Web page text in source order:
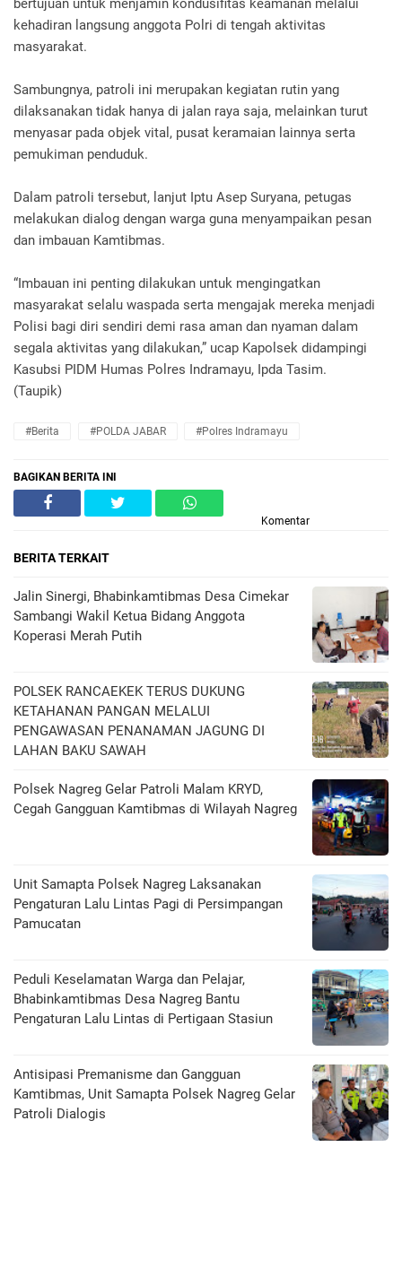
kehadiran langsung anggota Polri di tengah aktivitas
masyarakat.
Sambungnya, patroli ini merupakan kegiatan rutin yang
dilaksanakan tidak hanya di jalan raya saja, melainkan turut
menyasar pada objek vital, pusat keramaian lainnya serta
pemukiman penduduk.
Dalam patroli tersebut, lanjut Iptu Asep Suryana, petugas
melakukan dialog dengan warga guna menyampaikan pesan
dan imbauan Kamtibmas.
“Imbauan ini penting dilakukan untuk mengingatkan
masyarakat selalu waspada serta mengajak mereka menjadi
Polisi bagi diri sendiri demi rasa aman dan nyaman dalam
segala aktivitas yang dilakukan,” ucap Kapolsek didampingi
Kasubsi PIDM Humas Polres Indramayu, Ipda Tasim.
(Taupik)
#Berita #POLDA JABAR #Polres Indramayu
BAGIKAN BERITA INI
Komentar
BERITA TERKAIT
Jalin Sinergi, Bhabinkamtibmas Desa Cimekar
Sambangi Wakil Ketua Bidang Anggota
Koperasi Merah Putih
POLSEK RANCAEKEK TERUS DUKUNG
KETAHANAN PANGAN MELALUI
PENGAWASAN PENANAMAN JAGUNG DI
LAHAN BAKU SAWAH
Polsek Nagreg Gelar Patroli Malam KRYD,
Cegah Gangguan Kamtibmas di Wilayah Nagreg
Unit Samapta Polsek Nagreg Laksanakan
Pengaturan Lalu Lintas Pagi di Persimpangan
Pamucatan
Peduli Keselamatan Warga dan Pelajar,
Bhabinkamtibmas Desa Nagreg Bantu
Pengaturan Lalu Lintas di Pertigaan Stasiun
Antisipasi Premanisme dan Gangguan
Kamtibmas, Unit Samapta Polsek Nagreg Gelar
Patroli Dialogis